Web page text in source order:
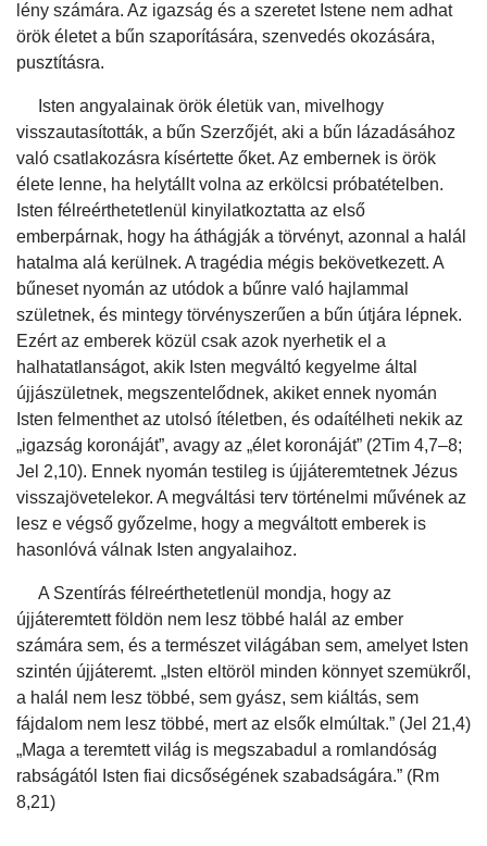
lény számára. Az igazság és a szeretet Istene nem adhat
örök életet a bűn szaporítására, szenvedés okozására,
pusztításra.
Isten angyalainak örök életük van, mivelhogy
visszautasították, a bűn Szerzőjét, aki a bűn lázadásához
való csatlakozásra kísértette őket. Az embernek is örök
élete lenne, ha helytállt volna az erkölcsi próbatételben.
Isten félreérthetetlenül kinyilatkoztatta az első
emberpárnak, hogy ha áthágják a törvényt, azonnal a halál
hatalma alá kerülnek. A tragédia mégis bekövetkezett. A
bűneset nyomán az utódok a bűnre való hajlammal
születnek, és mintegy törvényszerűen a bűn útjára lépnek.
Ezért az emberek közül csak azok nyerhetik el a
halhatatlanságot, akik Isten megváltó kegyelme által
újjászületnek, megszentelődnek, akiket ennek nyomán
Isten felmenthet az utolsó ítéletben, és odaítélheti nekik az
„igazság koronáját”, avagy az „élet koronáját” (2Tim 4,7–8;
Jel 2,10). Ennek nyomán testileg is újjáteremtetnek Jézus
visszajövetelekor. A megváltási terv történelmi művének az
lesz e végső győzelme, hogy a megváltott emberek is
hasonlóvá válnak Isten angyalaihoz.
A Szentírás félreérthetetlenül mondja, hogy az
újjáteremtett földön nem lesz többé halál az ember
számára sem, és a természet világában sem, amelyet Isten
szintén újjáteremt. „Isten eltöröl minden könnyet szemükről,
a halál nem lesz többé, sem gyász, sem kiáltás, sem
fájdalom nem lesz többé, mert az elsők elmúltak.” (Jel 21,4)
„Maga a teremtett világ is megszabadul a romlandóság
rabságától Isten fiai dicsőségének szabadságára.” (Rm
8,21)